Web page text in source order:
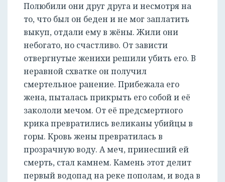
Полюбили они друг друга и несмотря на
то, что был он беден и не мог заплатить
выкуп, отдали ему в жёны. Жили они
небогато, но счастливо. От зависти
отвергнутые женихи решили убить его. В
неравной схватке он получил
смертельное ранение. Прибежала его
жена, пыталась прикрыть его собой и её
закололи мечом. От её предсмертного
крика превратились великаны убийцы в
горы. Кровь жены превратилась в
прозрачную воду. А меч, принесший ей
смерть, стал камнем. Камень этот делит
первый водопад на реке пополам, и вода в